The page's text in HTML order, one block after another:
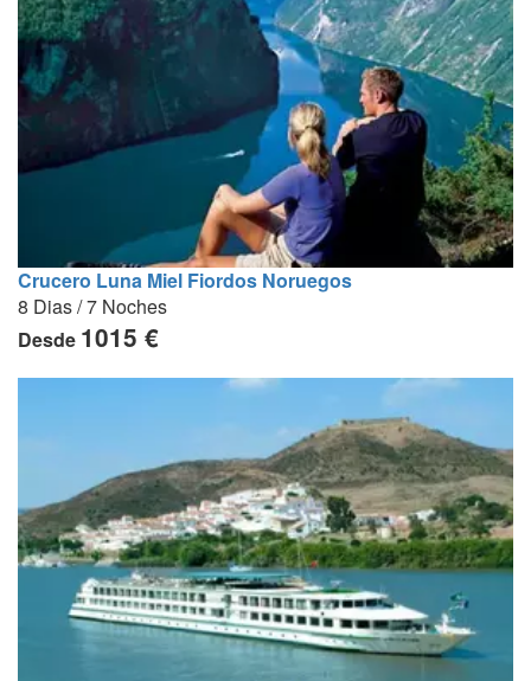
Crucero Luna Miel Fiordos Noruegos
8 Dias / 7 Noches
Desde 1015 €